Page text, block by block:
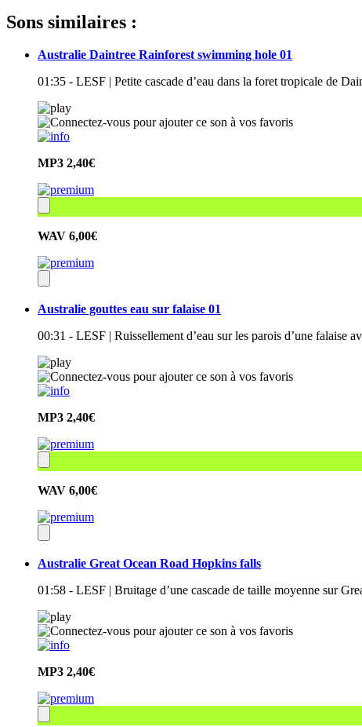
Sons similaires :
Australie Daintree Rainforest swimming hole 01
01:35 - LESF | Petite cascade d’eau dans la foret tropicale de
MP3 2,40€
WAV 6,00€
Australie gouttes eau sur falaise 01
00:31 - LESF | Ruissellement d’eau sur les parois d’une falaise
MP3 2,40€
WAV 6,00€
Australie Great Ocean Road Hopkins falls
01:58 - LESF | Bruitage d’une cascade de taille moyenne sur
MP3 2,40€